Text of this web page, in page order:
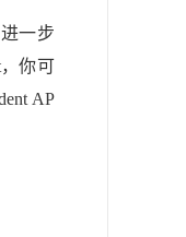
一步
你可
AP